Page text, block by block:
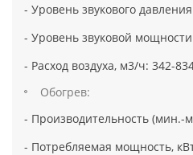
- Уровень звукового
- Уровень звуковой
- Расход воздуха, м3/ч: 342-
Обогрев:
- Производительность (мин.-
- Потребляемая мощность,